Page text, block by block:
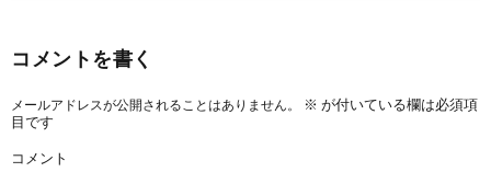
コメントを書く
メールアドレスが公開されることはありません。 ※ が付いている欄は必須項
目です
コメント